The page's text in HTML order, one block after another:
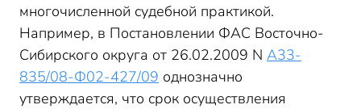
многочисленной судебной практикой.
Например, в Постановлении ФАС Восточно-
Сибирского округа от 26.02.2009 N А33-
835/08-Ф02-427/09 однозначно
утверждается, что срок осуществления